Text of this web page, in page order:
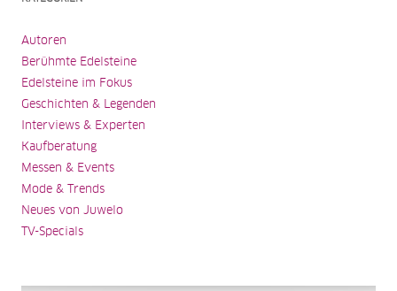
Autoren
Berühmte Edelsteine
Edelsteine im Fokus
Geschichten & Legenden
Interviews & Experten
Kaufberatung
Messen & Events
Mode & Trends
Neues von Juwelo
TV-Specials